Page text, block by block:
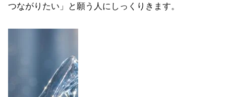
つながりたい」と願う人にしっくりきます。